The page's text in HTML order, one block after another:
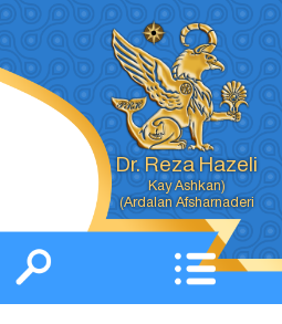
Dr. Reza Hazeli
(Kay Ashkan
Ardalan Afsharnaderi)